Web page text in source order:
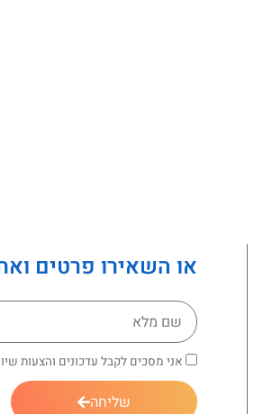
או השאירו פרטים
אני מסכים לקבל עדכונים והצעות
שליחה